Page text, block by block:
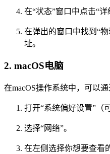
在“状态”窗口中点击“详
在弹出的窗口中找到“
址。
2. macOS电脑
在macOS操作系统中，可以
打开“系统偏好设置”（
选择“网络”。
在左侧选择你想要查看